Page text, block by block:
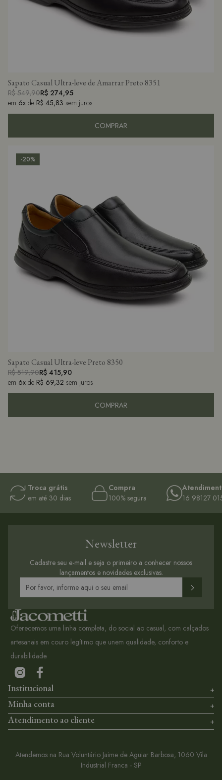
Sapato Casual Ultra-leve de Amarrar Preto 8351
R$ 549,90R$ 274,95
em 6x de R$ 45,83 sem juros
COMPRAR
-20%
Sapato Casual Ultra-leve Preto 8350
R$ 519,90R$ 415,90
em 6x de R$ 69,32 sem juros
COMPRAR
Troca grátis
em até 30 dias
Compra
100% segura
16 98127
Newsletter
Cadastre seu e-mail e seja o primeiro a conhecer nossos
lançamentos e novidades exclusivas.
Oferecemos uma linha completa, do social ao casual, com calçados
artesanais em couro legítimo que unem qualidade, conforto e
durabilidade.
Institucional
Minha conta
Atendimento ao cliente
Atendemos na Rua Voluntário Jaime de Aguiar Barbosa, 1060 Vila
Industrial Franca - SP